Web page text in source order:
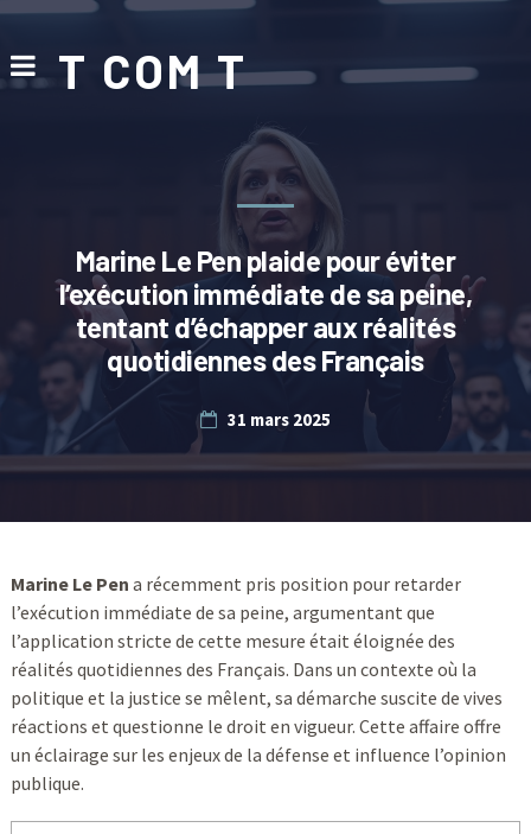
T COM T
Marine Le Pen plaide pour éviter
l’exécution immédiate de sa peine,
tentant d’échapper aux réalités
quotidiennes des Français
31 mars 2025
Marine Le Pen a récemment pris position pour retarder
l’exécution immédiate de sa peine, argumentant que
l’application stricte de cette mesure était éloignée des
réalités quotidiennes des Français. Dans un contexte où la
politique et la justice se mêlent, sa démarche suscite de vives
réactions et questionne le droit en vigueur. Cette affaire offre
un éclairage sur les enjeux de la défense et influence l’opinion
publique.